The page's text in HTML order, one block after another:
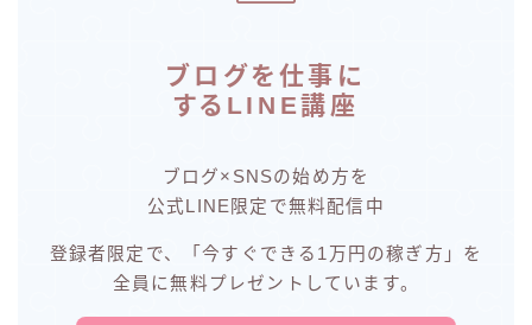
ブログを仕事に
するLINE講座
ブログ×SNSの始め方を
公式LINE限定で無料配信中
登録者限定で、「今すぐできる1万円の稼ぎ方」を
全員に無料プレゼントしています。